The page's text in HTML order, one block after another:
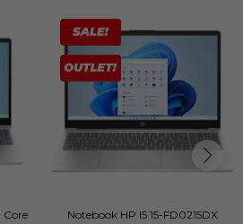
Core
Notebook HP I5 15-FD0215DX